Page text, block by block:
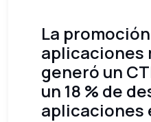
La
aplicaciones
generó un
un 18 % de
aplicaciones